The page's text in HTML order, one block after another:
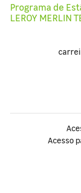
Programa de
LEROY MERLIN
Acesso